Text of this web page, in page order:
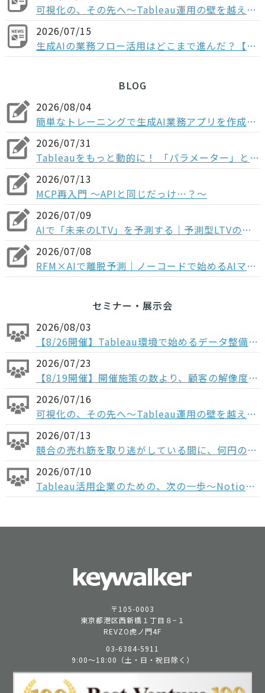
可視化の、その先へ〜Tableau運用の壁を越える「データ分析基盤」という選択肢〜
2026/07/15
生成AIの業務フロー活用はどこまで進んだ？【多業種の役職者1,004人調査】“全社展開止まり”が多数派、業務組み込みなど次のフェーズに進む企業は少数
BLOG
2026/08/04
簡単なトレーニングで生成AI業務アプリを作成！Dify入門研修の概要
2026/07/31
Tableauをもっと動的に！ 「パラメーター」とは？フィルターとの違いや3つの実践ステップを解説
2026/07/13
MCP再入門 〜APIと同じだっけ…？～
2026/07/09
AIで「未来のLTV」を予測する｜予測型LTVのメリットとマーケティング活用法
2026/07/08
RFM×AIで離脱予測｜ノーコードで始めるAIマーケティング
セミナー・展示会
2026/08/03
【8/26開催】Tableau環境で始めるデータ整備〜コンポーザブルデータソースから考える、AI時代のデータの持ち方〜
2026/07/23
【8/19開催】開催施策の数より、顧客の解像度。ABM×データで「本当に買う顧客」を見抜く方法
2026/07/16
可視化の、その先へ〜Tableau運用の壁を越える「データ分析基盤」という選択肢〜
2026/07/13
競合の売れ筋を取り逃がしている間に、何円の機会損失が起きているか ─ 競合データをもとに、売上機会を最大化させるための活用例をご紹介
2026/07/10
Tableau活用企業のための、次の一歩〜Notionで実現する 意思決定と実行の一気通貫～
〒105-0003
東京都港区西新橋１丁目８−１
REVZO虎ノ門4F
03-6384-5911
9:00〜18:00（土・日・祝日除く）